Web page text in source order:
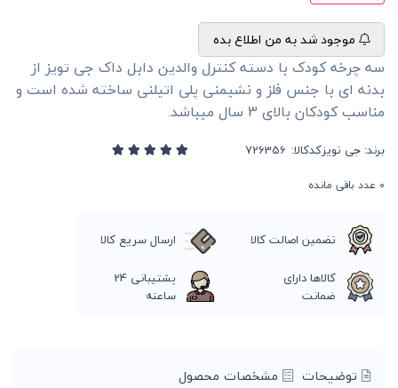
موجود شد به من اطلاع بده
سه چرخه کودک با دسته کنترل والدین دابل داک جی تویز از
بدنه ای با جنس فلز و نشیمنی پلی اتیلنی ساخته شده است و
مناسب کودکان بالای 3 سال میباشد.
برند: جی تویزکدکالا:
0 عدد باقی مانده
تضمین اصالت کالا
ارسال سریع کالا
کالاها دارای
ضمانت
پشتیبانی 24
ساعته
توضیحات مشخصات محصول